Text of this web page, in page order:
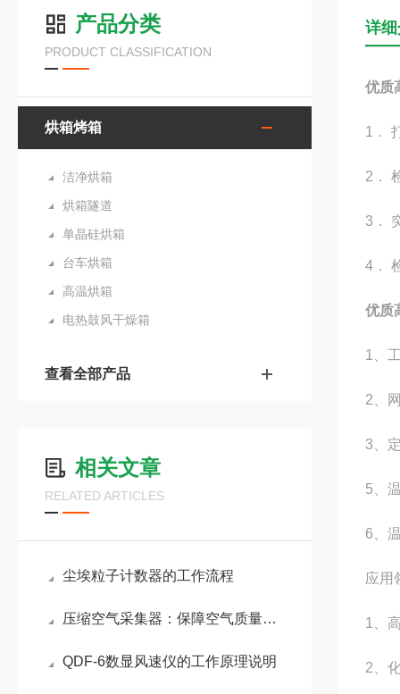
产品分类
PRODUCT CLASSIFICATION
烘箱烤箱
洁净烘箱
烘箱隧道
单晶硅烘箱
台车烘箱
高温烘箱
电热鼓风干燥箱
查看全部产品
相关文章
RELATED ARTICLES
尘埃粒子计数器的工作流程
压缩空气采集器：保障空气质量与生产安全的关键设备
QDF-6数显风速仪的工作原理说明
详
优质
1．
2．
3．
4．
优质
1、
2、
3、
5、
6、
应用
1、
2、